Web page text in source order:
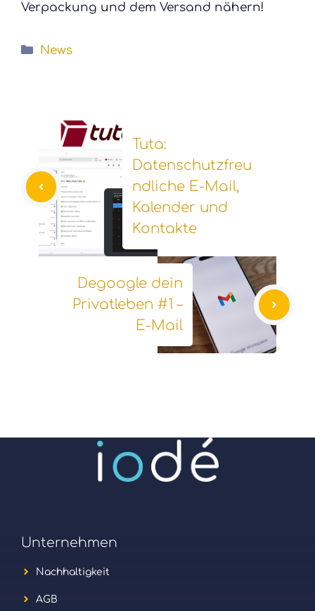
Verpackung und dem Versand nähern!
Kategorien
News
Tuta:
Datenschutzfreu
ndliche E-Mail,
Kalender und
Kontakte
Degoogle dein
Privatleben #1 –
E-Mail
Unternehmen
Nachhaltigkeit
AGB